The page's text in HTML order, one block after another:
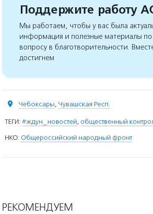
Поддержите работу
Мы работаем, чтобы у вас была
информация и полезные материалы
вопросу в благотворительности.
достигнем
Чебоксары, Чувашская Респ.
ТЕГИ: #ждун_новостей, общественный
НКО: Общероссийский народный фронт
РЕКОМЕНДУЕМ